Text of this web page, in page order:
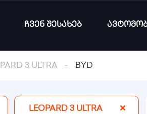
ჩვენ შესახებ
3 ULTRA BYD
LEOPARD 3 ULTRA